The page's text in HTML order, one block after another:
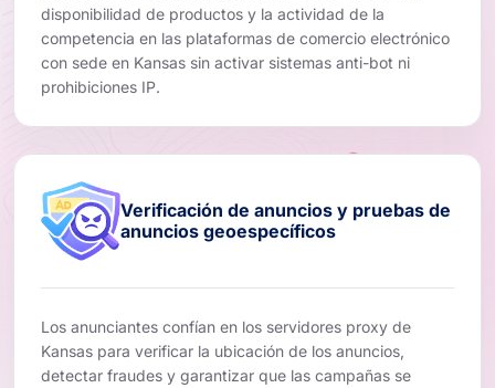
disponibilidad de productos y la actividad de la
competencia en las plataformas de comercio electrónico
con sede en Kansas sin activar sistemas anti-bot ni
prohibiciones IP.
Verificación de anuncios y pruebas de
anuncios geoespecíficos
Los anunciantes confían en los servidores proxy de
Kansas para verificar la ubicación de los anuncios,
detectar fraudes y garantizar que las campañas se